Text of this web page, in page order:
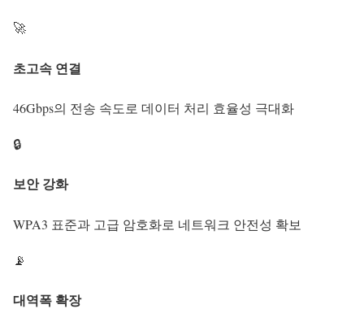
🚀
초고속 연결
46Gbps의 전송 속도로 데이터 처리 효율성 극대화
🔒
보안 강화
WPA3 표준과 고급 암호화로 네트워크 안전성 확보
📡
대역폭 확장